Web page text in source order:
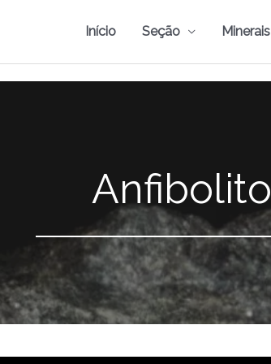
Início Seção Minerais
Anfibolito